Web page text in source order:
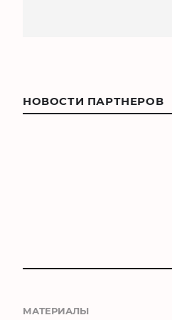
НОВОСТИ ПАРТНЕРОВ
МАТЕРИАЛЫ